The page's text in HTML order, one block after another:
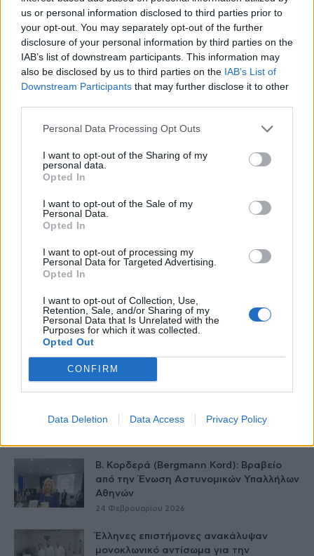
us or personal information disclosed to third parties prior to
your opt-out. You may separately opt-out of the further
disclosure of your personal information by third parties on the
IAB’s list of downstream participants. This information may
also be disclosed by us to third parties on the IAB’s List of
Downstream Participants that may further disclose it to other
Personal Data Processing Opt Outs
I want to opt-out of the Sharing of my
personal data.
Opted In
I want to opt-out of the Sale of my
Personal Data.
Opted In
I want to opt-out of processing my
Personal Data for Targeted Advertising.
Opted In
I want to opt-out of Collection, Use,
Retention, Sale, and/or Sharing of my
Personal Data that Is Unrelated with the
Purposes for which it was collected.
Opted Out
CONFIRM
Data Deletion Data Access Privacy Policy
Πανελληνίου Συλλόγου Κυστικής...
27 Φεβρουαρίου 2026
Νέα βήματα για τα Σπάνια Νοσήματα
στην Ελλάδα το 2026
27 Φεβρουαρίου 2026
Η ζωή να κάβει την ανάσα και όχι ο
26 Φεβρουαρίου 2026
που η ενηλικίωση...
Καβάλα: Η τήρηση μιας αυστηρής ΚΥΑ
Διέγνωσαν πνευμονία σε 46χρονο στη
25 Φεβρουαρίου 2026
απελπίζονται οι ασθενείς
25 Φεβρουαρίου 2026
Β. Κορδερά (Bergmann Kord): Βραβείο
από την Ένωση Αστυνομικών Υπαλλήλων
Αθηνών
24 Φεβρουαρίου 2026
Έλληνες επιστήμονες ανακάλυψαν
μονοκλωνικό αντίσωμα για την